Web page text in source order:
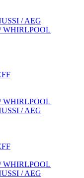
/ AEG
WHIRLPOOL
WHIRLPOOL
/ AEG
WHIRLPOOL
/ AEG